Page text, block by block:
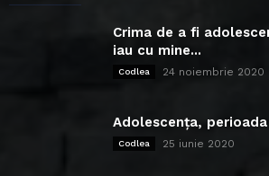
Crima de a fi
iau cu mine...
Codlea 24 noiembrie 2020
Adolescența,
Codlea 25 iunie 2020